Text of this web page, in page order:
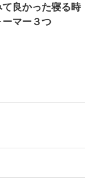
良かった寝る時
ーマー３つ